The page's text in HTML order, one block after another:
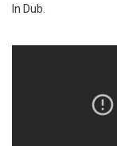
In Dub.